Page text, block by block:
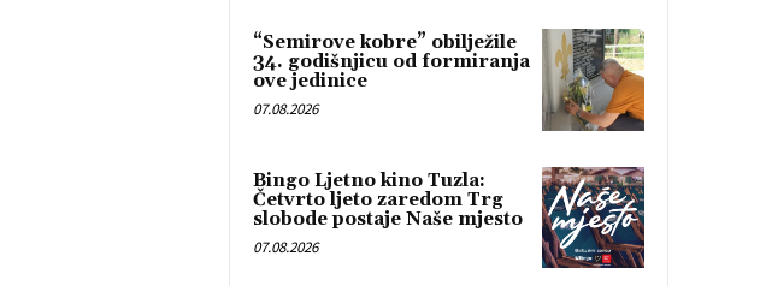
“Semirove kobre” obilježile
34. godišnjicu od formiranja
ove jedinice
07.08.2026
Bingo Ljetno kino Tuzla:
Četvrto ljeto zaredom Trg
slobode postaje Naše mjesto
07.08.2026